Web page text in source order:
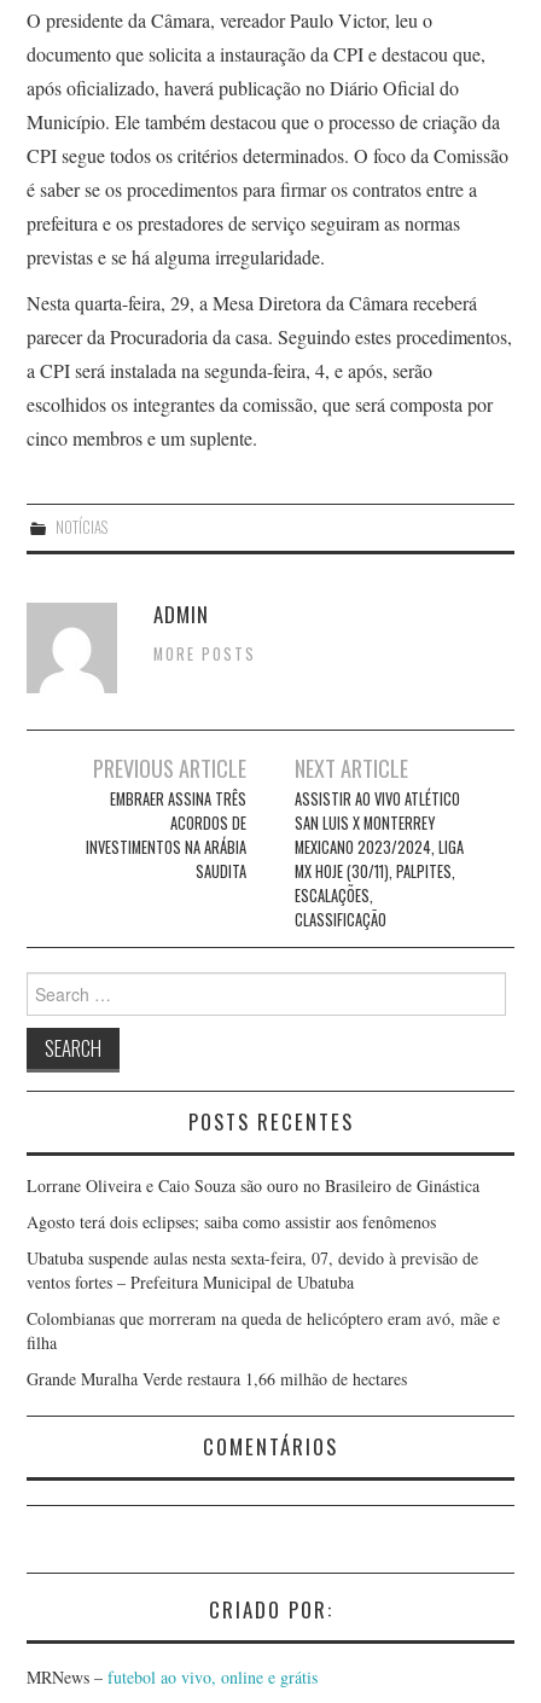
O presidente da Câmara, vereador Paulo Victor, leu o
documento que solicita a instauração da CPI e destacou que,
após oficializado, haverá publicação no Diário Oficial do
Município. Ele também destacou que o processo de criação da
CPI segue todos os critérios determinados. O foco da Comissão
é saber se os procedimentos para firmar os contratos entre a
prefeitura e os prestadores de serviço seguiram as normas
previstas e se há alguma irregularidade.
Nesta quarta-feira, 29, a Mesa Diretora da Câmara receberá
parecer da Procuradoria da casa. Seguindo estes procedimentos,
a CPI será instalada na segunda-feira, 4, e após, serão
escolhidos os integrantes da comissão, que será composta por
cinco membros e um suplente.
NOTÍCIAS
ADMIN
MORE POSTS
navigation
PREVIOUS ARTICLE
EMBRAER ASSINA TRÊS
ACORDOS DE
INVESTIMENTOS NA ARÁBIA
SAUDITA
NEXT ARTICLE
ASSISTIR AO VIVO ATLÉTICO
SAN LUIS X MONTERREY
MEXICANO 2023/2024, LIGA
MX HOJE (30/11), PALPITES,
ESCALAÇÕES,
CLASSIFICAÇÃO
for:
POSTS RECENTES
Lorrane Oliveira e Caio Souza são ouro no Brasileiro de Ginástica
Agosto terá dois eclipses; saiba como assistir aos fenômenos
Ubatuba suspende aulas nesta sexta-feira, 07, devido à previsão de
ventos fortes – Prefeitura Municipal de Ubatuba
Colombianas que morreram na queda de helicóptero eram avó, mãe e
filha
Grande Muralha Verde restaura 1,66 milhão de hectares
COMENTÁRIOS
CRIADO POR:
MRNews –futebol ao vivo, online e grátis